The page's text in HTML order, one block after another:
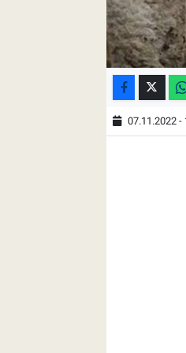
07.11.2022 -